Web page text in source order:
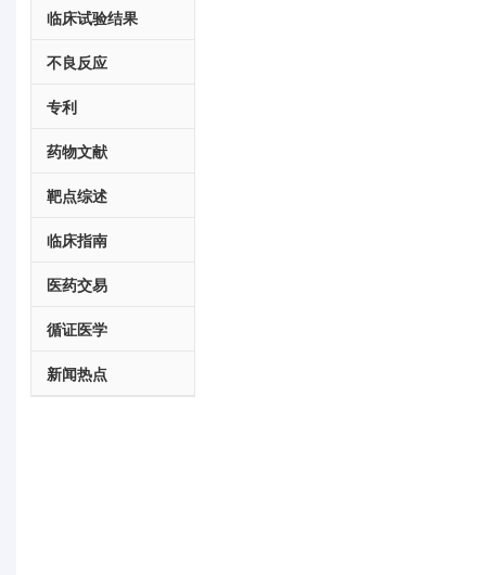
临床试验结果
不良反应
专利
药物文献
靶点综述
临床指南
医药交易
循证医学
新闻热点